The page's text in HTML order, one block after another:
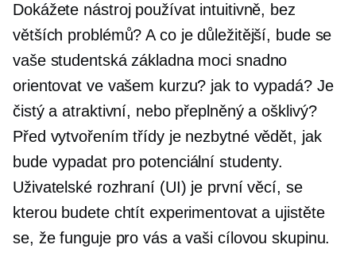
Dokážete nástroj používat intuitivně, bez
větších problémů? A co je důležitější, bude se
vaše studentská základna moci snadno
orientovat ve vašem kurzu? jak to vypadá? Je
čistý a atraktivní, nebo přeplněný a ošklivý?
Před vytvořením třídy je nezbytné vědět, jak
bude vypadat pro potenciální studenty.
Uživatelské rozhraní (UI) je první věcí, se
kterou budete chtít experimentovat a ujistěte
se, že funguje pro vás a vaši cílovou skupinu.